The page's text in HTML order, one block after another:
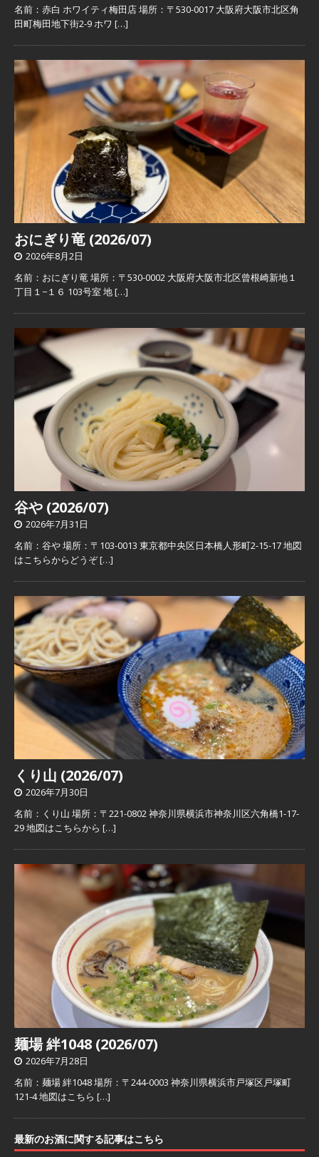
名前：赤白 ホワイティ梅田店 場所：〒530-0017 大阪府大阪市北区角
田町梅田地下街2-9 ホワ […]
おにぎり竜 (2026/07)
2026年8月2日
名前：おにぎり竜 場所：〒530-0002 大阪府大阪市北区曾根崎新地１
丁目１−１６ 103号室 地[…]
谷や (2026/07)
2026年7月31日
名前：谷や 場所：〒103-0013 東京都中央区日本橋人形町2-15-17 地図
はこちらからどうぞ[…]
くり山 (2026/07)
2026年7月30日
名前：くり山 場所：〒221-0802 神奈川県横浜市神奈川区六角橋1-17-
29 地図はこちらから […]
麺場 絆1048 (2026/07)
2026年7月28日
名前：麺場 絆1048 場所：〒244-0003 神奈川県横浜市戸塚区戸塚町
121-4 地図はこちら […]
最新のお酒に関する記事はこちら